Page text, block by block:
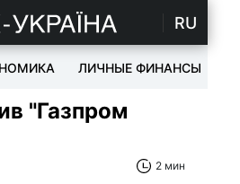
RU
ЛИЧНЫЕ ФИНАНСЫ
"Газпром
2 мин